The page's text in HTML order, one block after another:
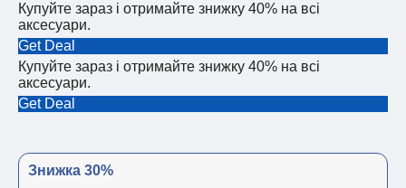
Купуйте зараз і отримайте знижку 40% на всі
аксесуари.
Get Deal
Купуйте зараз і отримайте знижку 40% на всі
аксесуари.
Get Deal
Знижка 30%